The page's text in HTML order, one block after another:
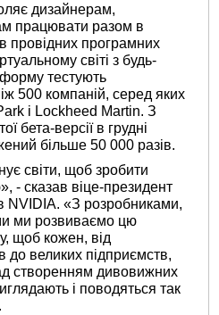
дизайнерам,
працювати разом в
провідних програмних
світі з будь-
тестують
500 компаній, серед яких
і Lockheed Martin. З
бета-версії в грудні
більше 50 000 разів.
світи, щоб зробити
- сказав віце-президент
NVIDIA. «З розробниками,
ми розвиваємо цю
щоб кожен, від
до великих підприємств,
створенням дивовижних
і поводяться так